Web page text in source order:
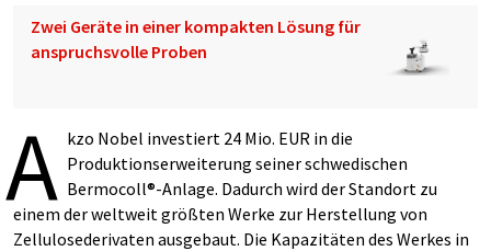
Zwei Geräte in einer kompakten Lösung für
anspruchsvolle Proben
A kzo Nobel investiert 24 Mio. EUR in die
Produktionserweiterung seiner schwedischen
Bermocoll®-Anlage. Dadurch wird der Standort zu
einem der weltweit größten Werke zur Herstellung von
Zellulosederivaten ausgebaut. Die Kapazitäten des Werkes in